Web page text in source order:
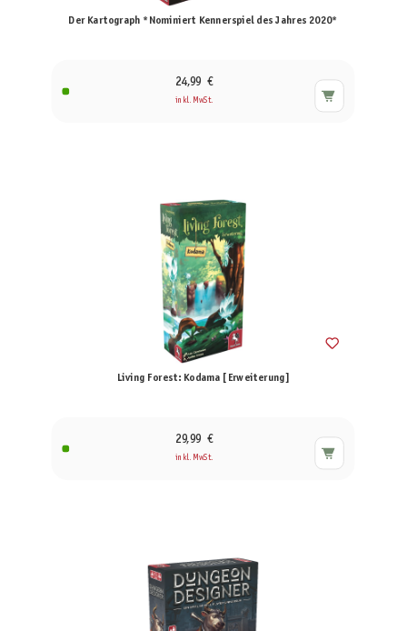
Der Kartograph *Nominiert Kennerspiel des Jahres 2020*
24,99 €
inkl. MwSt.
Living Forest: Kodama [Erweiterung]
29,99 €
inkl. MwSt.